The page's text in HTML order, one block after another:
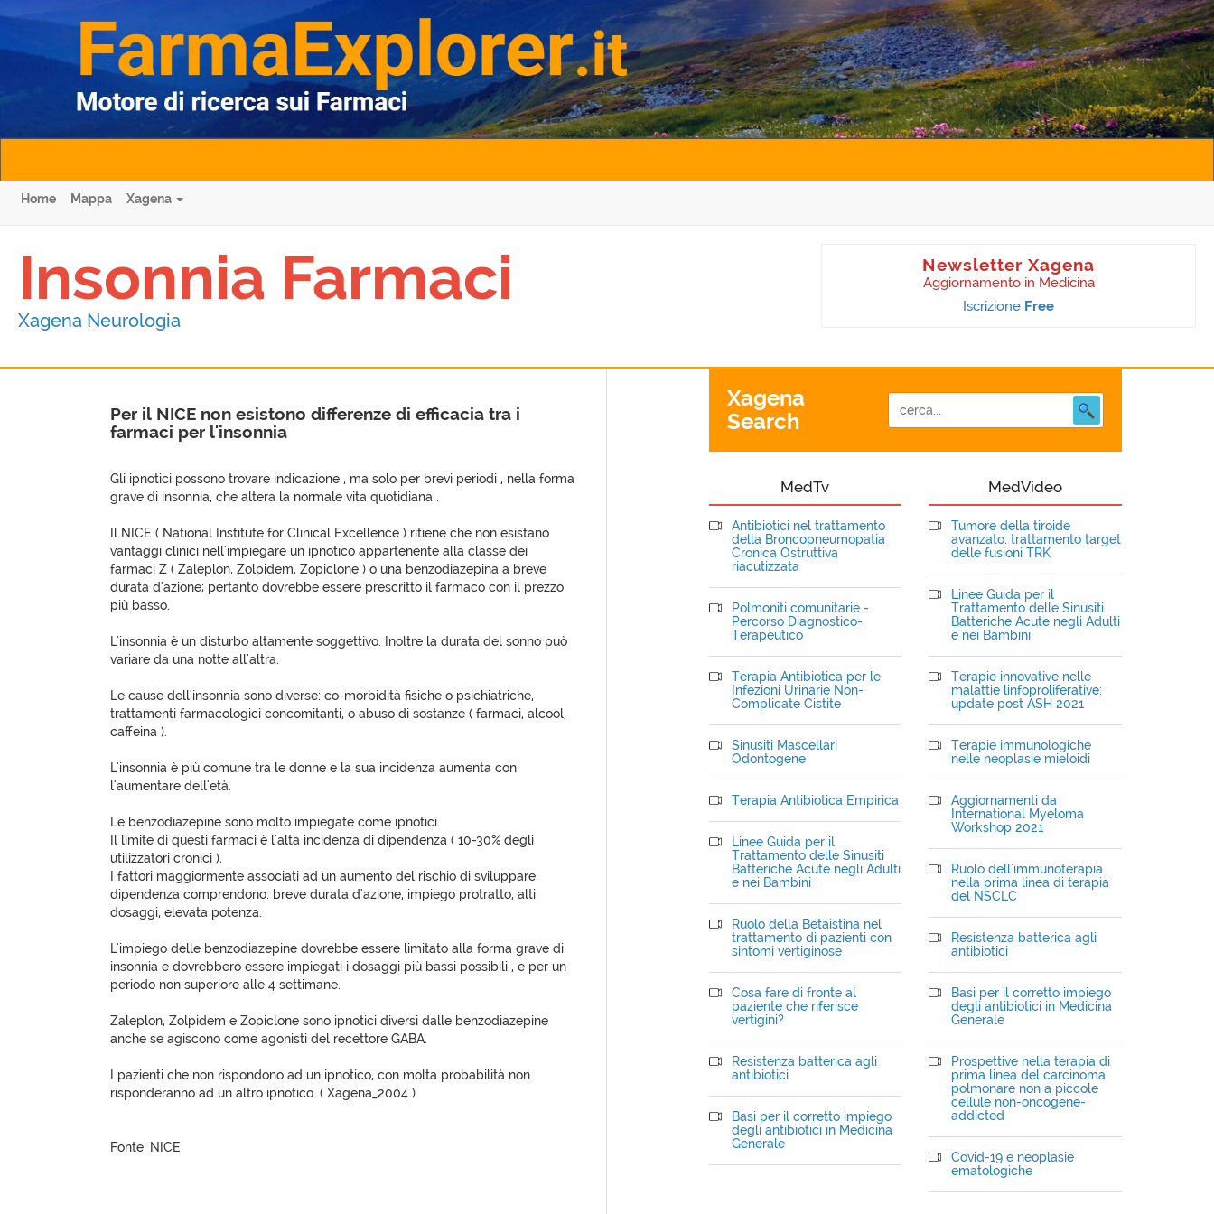
Home Mappa Xagena
Insonnia Farmaci
Xagena Neurologia
Newsletter Xagena
Aggiornamento in Medicina
Iscrizione Free
Per il NICE non esistono differenze di efficacia tra i
farmaci per l'insonnia
Gli ipnotici possono trovare indicazione , ma solo per brevi periodi , nella forma
grave di insonnia, che altera la normale vita quotidiana .
Il NICE ( National Institute for Clinical Excellence ) ritiene che non esistano
vantaggi clinici nell'impiegare un ipnotico appartenente alla classe dei
farmaci Z ( Zaleplon, Zolpidem, Zopiclone ) o una benzodiazepina a breve
durata d'azione; pertanto dovrebbe essere prescritto il farmaco con il prezzo
più basso.
L'insonnia è un disturbo altamente soggettivo. Inoltre la durata del sonno può
variare da una notte all'altra.
Le cause dell'insonnia sono diverse: co-morbidità fisiche o psichiatriche,
trattamenti farmacologici concomitanti, o abuso di sostanze ( farmaci, alcool,
caffeina ).
L'insonnia è più comune tra le donne e la sua incidenza aumenta con
l'aumentare dell'età.
Le benzodiazepine sono molto impiegate come ipnotici.
Il limite di questi farmaci è l'alta incidenza di dipendenza ( 10-30% degli
utilizzatori cronici ).
I fattori maggiormente associati ad un aumento del rischio di sviluppare
dipendenza comprendono: breve durata d'azione, impiego protratto, alti
dosaggi, elevata potenza.
L'impiego delle benzodiazepine dovrebbe essere limitato alla forma grave di
insonnia e dovrebbero essere impiegati i dosaggi più bassi possibili , e per un
periodo non superiore alle 4 settimane.
Zaleplon, Zolpidem e Zopiclone sono ipnotici diversi dalle benzodiazepine
anche se agiscono come agonisti del recettore GABA.
I pazienti che non rispondono ad un ipnotico, con molta probabilità non
risponderanno ad un altro ipnotico. ( Xagena_2004 )
Fonte: NICE
Xagena
Search
MedTv
Antibiotici nel trattamento
della Broncopneumopatia
Cronica Ostruttiva
riacutizzata
Polmoniti comunitarie -
Percorso Diagnostico-
Terapeutico
Terapia Antibiotica per le
Infezioni Urinarie Non-
Complicate Cistite
Sinusiti Mascellari
Odontogene
Terapia Antibiotica Empirica
Linee Guida per il
Trattamento delle Sinusiti
Batteriche Acute negli Adulti
e nei Bambini
Ruolo della Betaistina nel
trattamento di pazienti con
sintomi vertiginose
Cosa fare di fronte al
paziente che riferisce
vertigini?
Resistenza batterica agli
antibiotici
Basi per il corretto impiego
degli antibiotici in Medicina
Generale
MedVideo
Tumore della tiroide
avanzato: trattamento target
delle fusioni TRK
Linee Guida per il
Trattamento delle Sinusiti
Batteriche Acute negli Adulti
e nei Bambini
Terapie innovative nelle
malattie linfoproliferative:
update post ASH 2021
Terapie immunologiche
nelle neoplasie mieloidi
Aggiornamenti da
International Myeloma
Workshop 2021
Ruolo dell'immunoterapia
nella prima linea di terapia
del NSCLC
Resistenza batterica agli
antibiotici
Basi per il corretto impiego
degli antibiotici in Medicina
Generale
Prospettive nella terapia di
prima linea del carcinoma
polmonare non a piccole
cellule non-oncogene-
addicted
Covid-19 e neoplasie
ematologiche